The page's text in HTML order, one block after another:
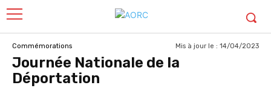
Commémorations Mis à jour le : 14/04/2023
Journée Nationale de la
Déportation